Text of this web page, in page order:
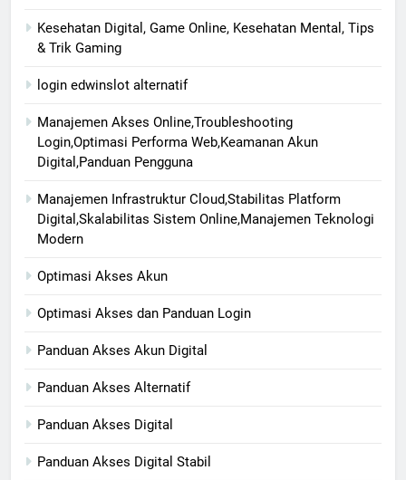
Kesehatan Digital, Game Online, Kesehatan Mental, Tips
& Trik Gaming
login edwinslot alternatif
Manajemen Akses Online,Troubleshooting
Login,Optimasi Performa Web,Keamanan Akun
Digital,Panduan Pengguna
Manajemen Infrastruktur Cloud,Stabilitas Platform
Digital,Skalabilitas Sistem Online,Manajemen Teknologi
Modern
Optimasi Akses Akun
Optimasi Akses dan Panduan Login
Panduan Akses Akun Digital
Panduan Akses Alternatif
Panduan Akses Digital
Panduan Akses Digital Stabil